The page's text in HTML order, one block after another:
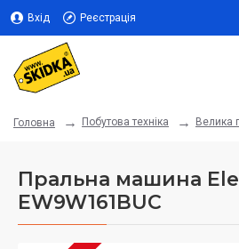
Вхід Реєстрація
Головна Побутова техніка Велика
Пральна машина
EW9W161BUC